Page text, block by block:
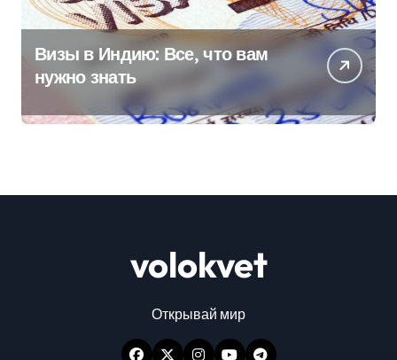
Визы в Индию: Все, что вам
нужно знать
volokvet
Открывай мир